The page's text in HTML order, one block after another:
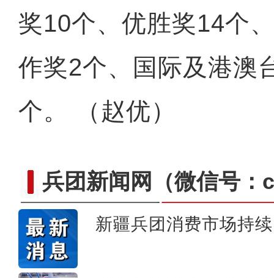
奖10个、优胜奖14个
作奖2个、国际及港澳
个。 （赵优）
兵团新闻网 （微信号
新疆兵团消费市场持